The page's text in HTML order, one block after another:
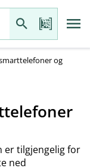
og
er tilgjengelig for
ned